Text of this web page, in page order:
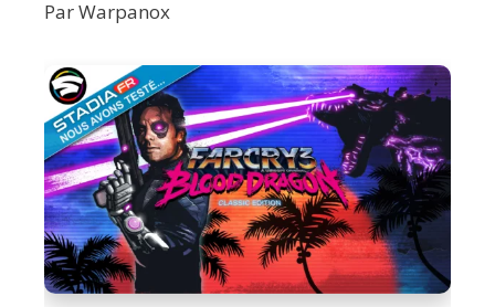
Par Warpanox